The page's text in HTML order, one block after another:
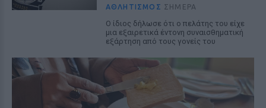
ΑΘΛΗΤΙΣΜΌΣ ΣΉΜΕΡΑ
Ο ίδιος δήλωσε ότι ο πελάτης του είχε
μια εξαιρετικά έντονη συναισθηματική
εξάρτηση από τους γονείς του